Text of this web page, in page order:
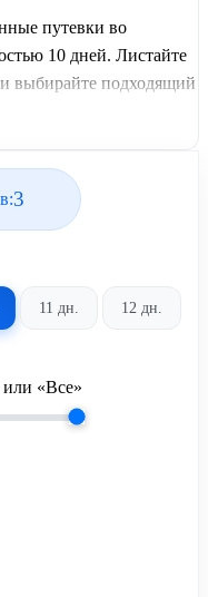
путевки во
10 дней. Листайте
выбирайте подходящий
3
11 дн. 12 дн.
«Все»